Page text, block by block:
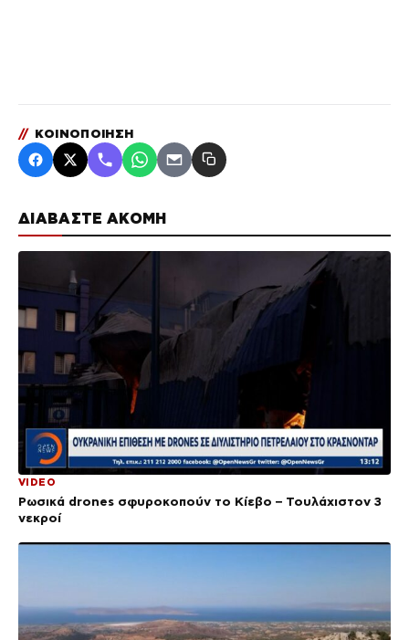
ΔΙΑΒΑΣΤΕ ΑΚΟΜΗ
VIDEO
Ρωσικά drones σφυροκοπούν το Κίεβο – Τουλάχιστον 3
νεκροί
// ΚΟΙΝΟΠΟΙΗΣΗ